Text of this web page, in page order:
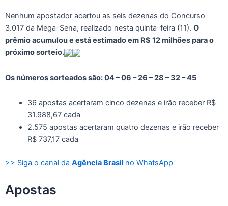
Nenhum apostador acertou as seis dezenas do Concurso
3.017 da Mega-Sena, realizado nesta quinta-feira (11). O
prêmio acumulou e está estimado em R$ 12 milhões para o
próximo sorteio.
Os números sorteados são: 04 – 06 – 26 – 28 – 32 – 45
36 apostas acertaram cinco dezenas e irão receber R$
31.988,67 cada
2.575 apostas acertaram quatro dezenas e irão receber
R$ 737,17 cada
>> Siga o canal da Agência Brasil no WhatsApp
Apostas